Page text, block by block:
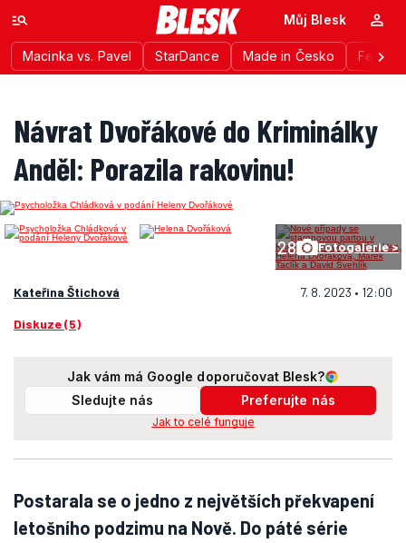
Macinka vs. Pavel StarDance Made in Česko
Můj Blesk
Návrat Dvořákové do Kriminálky
Anděl: Porazila rakovinu!
28 Fotogalerie >
Kateřina Štichová 7. 8. 2023 • 12:00
Diskuze (5)
Jak vám má Google doporučovat Blesk?
Sledujte nás
Preferujte nás
Jak to celé funguje
Postarala se o jedno z největších překvapení
letošního podzimu na Nově. Do páté série